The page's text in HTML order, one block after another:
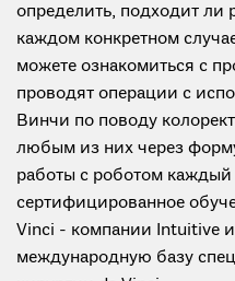
определить, подходит ли
каждом конкретном
можете ознакомиться с
проводят операции с
Винчи по поводу
любым из них через
работы с роботом
сертифицированное
Vinci - компании Intuitive
международную базу